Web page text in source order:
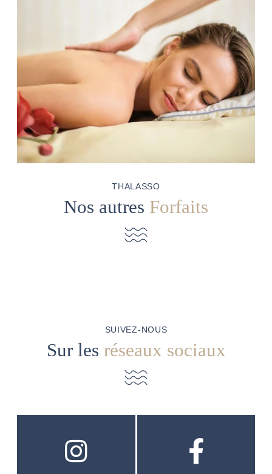
THALASSO
Nos autres Forfaits
SUIVEZ-NOUS
Sur les réseaux sociaux
RESTAURANT
SÉMINAIRES
ACTIVITÉS & TOURISME
GALERIE PHOTOS
BONS PLANS
BONS CADEAUX
ACCÈS & CONTACT